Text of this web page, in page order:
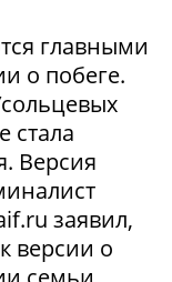
главными
о побеге.
стала
Версия
заявил,
версии о